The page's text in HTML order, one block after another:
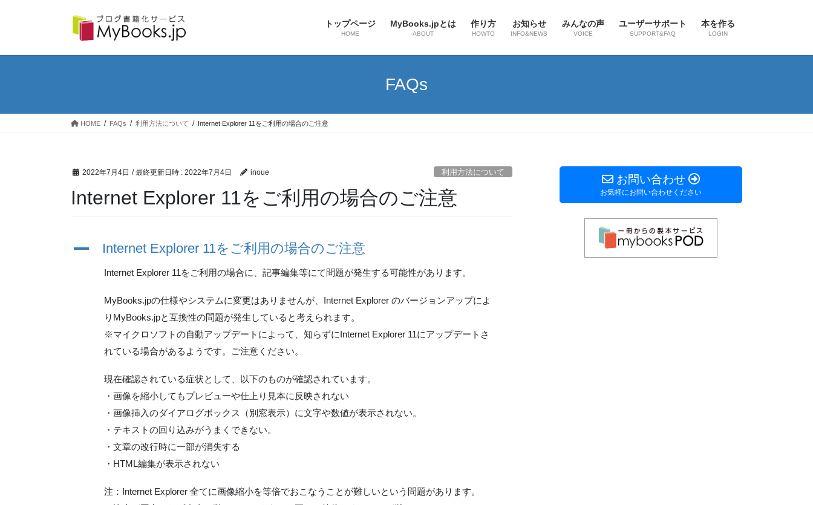
トップページ
HOME
MyBooks.jpとは
ABOUT
作り方
HOWTO
お知らせ
INFO&NEWS
みんなの声
VOICE
ユーザーサポート
SUPPORT&FAQ
本を作る
LOGIN
FAQs
HOME FAQs 利用方法について Internet Explorer 11をご利用の場合のご注意
2022年7月4日 / 最終更新日時 : 2022年7月4日 inoue 利用方法について
Internet Explorer 11をご利用の場合のご注意
A Internet Explorer 11をご利用の場合のご注意
Internet Explorer 11をご利用の場合に、記事編集等にて問題が発生する可能性があります。
MyBooks.jpの仕様やシステムに変更はありませんが、Internet Explorer のバージョンアップによ
りMyBooks.jpと互換性の問題が発生していると考えられます。
※マイクロソフトの自動アップデートによって、知らずにInternet Explorer 11にアップデートさ
れている場合があるようです。ご注意ください。
現在確認されている症状として、以下のものが確認されています。
・画像を縮小してもプレビューや仕上り見本に反映されない
・画像挿入のダイアログボックス（別窓表示）に文字や数値が表示されない。
・テキストの回り込みがうまくできない。
・文章の改行時に一部が消失する
・HTML編集が表示されない
注：Internet Explorer 全てに画像縮小を等倍でおこなうことが難しいという問題があります。
お問い合わせ
お気軽にお問い合わせください